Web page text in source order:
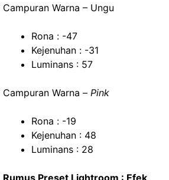
Campuran Warna – Ungu
Rona : -47
Kejenuhan : -31
Luminans : 57
Campuran Warna – Pink
Rona : -19
Kejenuhan : 48
Luminans : 28
Rumus Preset Lightroom : Efek